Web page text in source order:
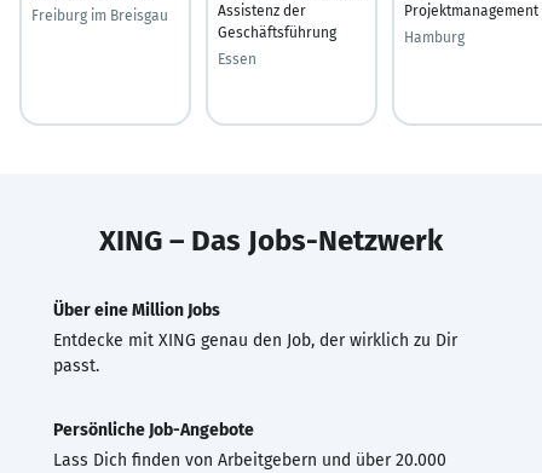
Freiburg im Breisgau
Assistenz der
Geschäftsführung
Essen
Projektmanagement
Hamburg
XING – Das Jobs-Netzwerk
Über eine Million Jobs
Entdecke mit XING genau den Job, der wirklich zu Dir
passt.
Persönliche Job-Angebote
Lass Dich finden von Arbeitgebern und über 20.000